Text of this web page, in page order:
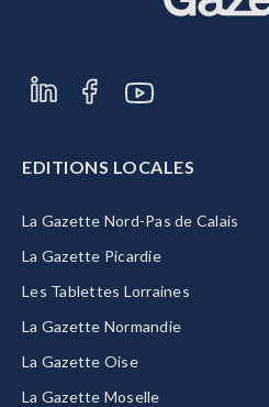
EDITIONS LOCALES
La Gazette Nord-Pas de Calais
La Gazette Picardie
Les Tablettes Lorraines
La Gazette Normandie
La Gazette Oise
La Gazette Moselle